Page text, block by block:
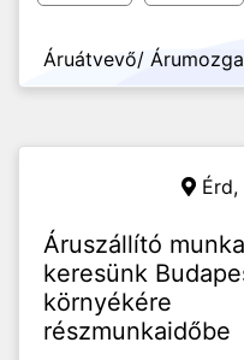
Áruátvevő/
Érd,
Áruszállító
keresünk
környékére
részmunkaidőbe